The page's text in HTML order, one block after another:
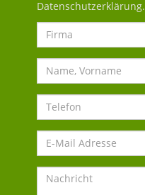
Datenschutzerklärung.